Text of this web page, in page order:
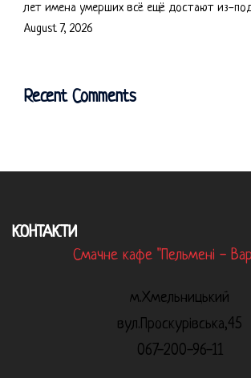
лет имена умерших всё ещё достают из-
August 7, 2026
Recent Comments
КОНТАКТИ
Смачне кафе "Пельмені -
м.Хмельницький
вул.Проскурівська,45
067-200-96-11